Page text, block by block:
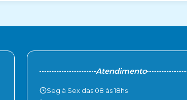
Atendimento
Seg à Sex das 08 às 18hs